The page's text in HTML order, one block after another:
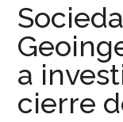
a
cierre